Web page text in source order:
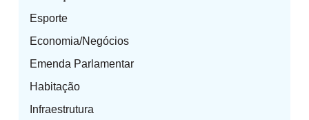
Esporte
Economia/Negócios
Emenda Parlamentar
Habitação
Infraestrutura